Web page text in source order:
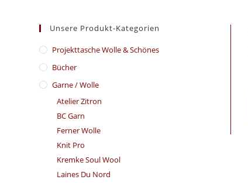
Unsere Produkt-Kategorien
​Projekttasche Wolle & Schönes
Bücher
Garne / Wolle
Atelier Zitron
BC Garn
Ferner Wolle
Knit Pro
Kremke Soul Wool
Laines Du Nord